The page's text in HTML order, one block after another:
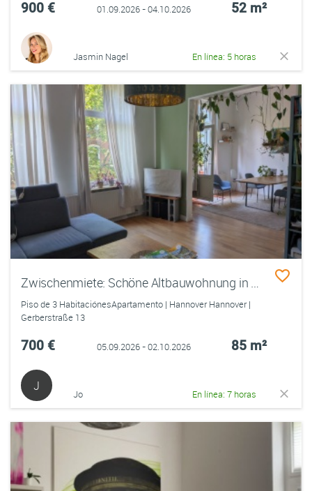
900 € 01.09.2026 - 04.10.2026 52 m²
Jasmin Nagel En línea: 5 horas
Zwischenmiete: Schöne Altbauwohnung in der Calenberger Neustadt
Piso de 3 HabitaciónesApartamento | Hannover Hannover |
Gerberstraße 13
700 € 05.09.2026 - 02.10.2026 85 m²
J
Jo En línea: 7 horas